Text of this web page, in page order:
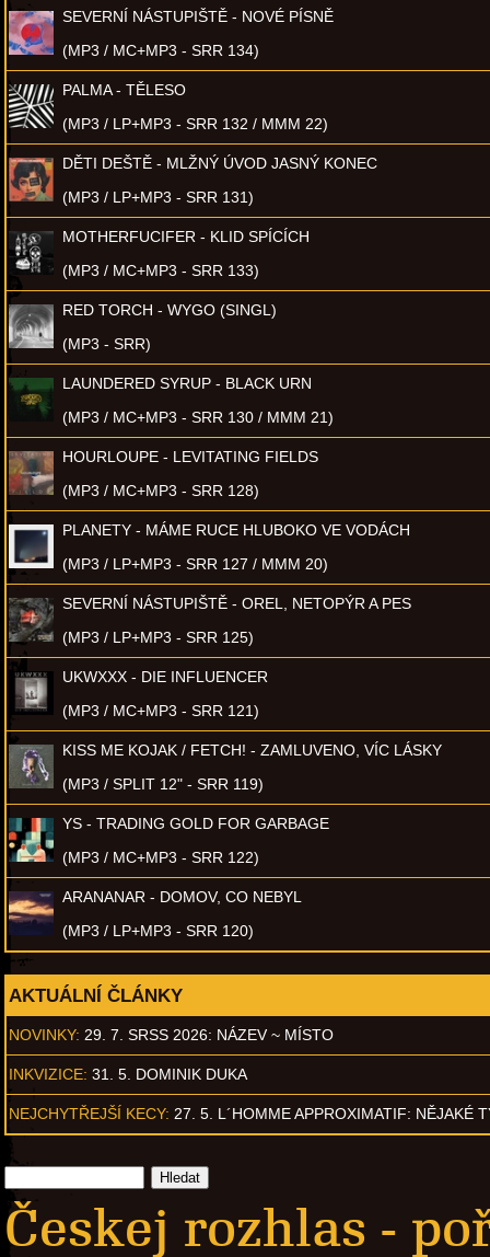
SEVERNÍ NÁSTUPIŠTĚ - NOVÉ PÍSNĚ
(MP3 / MC+MP3 - SRR 134)
PALMA - TĚLESO
(MP3 / LP+MP3 - SRR 132 / MMM 22)
DĚTI DEŠTĚ - MLŽNÝ ÚVOD JASNÝ KONEC
(MP3 / LP+MP3 - SRR 131)
MOTHERFUCIFER - KLID SPÍCÍCH
(MP3 / MC+MP3 - SRR 133)
RED TORCH - WYGO (SINGL)
(MP3 - SRR)
LAUNDERED SYRUP - BLACK URN
(MP3 / MC+MP3 - SRR 130 / MMM 21)
HOURLOUPE - LEVITATING FIELDS
(MP3 / MC+MP3 - SRR 128)
PLANETY - MÁME RUCE HLUBOKO VE VODÁCH
(MP3 / LP+MP3 - SRR 127 / MMM 20)
SEVERNÍ NÁSTUPIŠTĚ - OREL, NETOPÝR A PES
(MP3 / LP+MP3 - SRR 125)
UKWXXX - DIE INFLUENCER
(MP3 / MC+MP3 - SRR 121)
KISS ME KOJAK / FETCH! - ZAMLUVENO, VÍC LÁSKY
(MP3 / SPLIT 12" - SRR 119)
YS - TRADING GOLD FOR GARBAGE
(MP3 / MC+MP3 - SRR 122)
ARANANAR - DOMOV, CO NEBYL
(MP3 / LP+MP3 - SRR 120)
AKTUÁLNÍ ČLÁNKY
NOVINKY: 29. 7. SRSS 2026: NÁZEV ~ MÍSTO
INKVIZICE: 31. 5. DOMINIK DUKA
NEJCHYTŘEJŠÍ KECY: 27. 5. L´HOMME APPROXIMATIF: NĚJAKÉ
Českej rozhlas -